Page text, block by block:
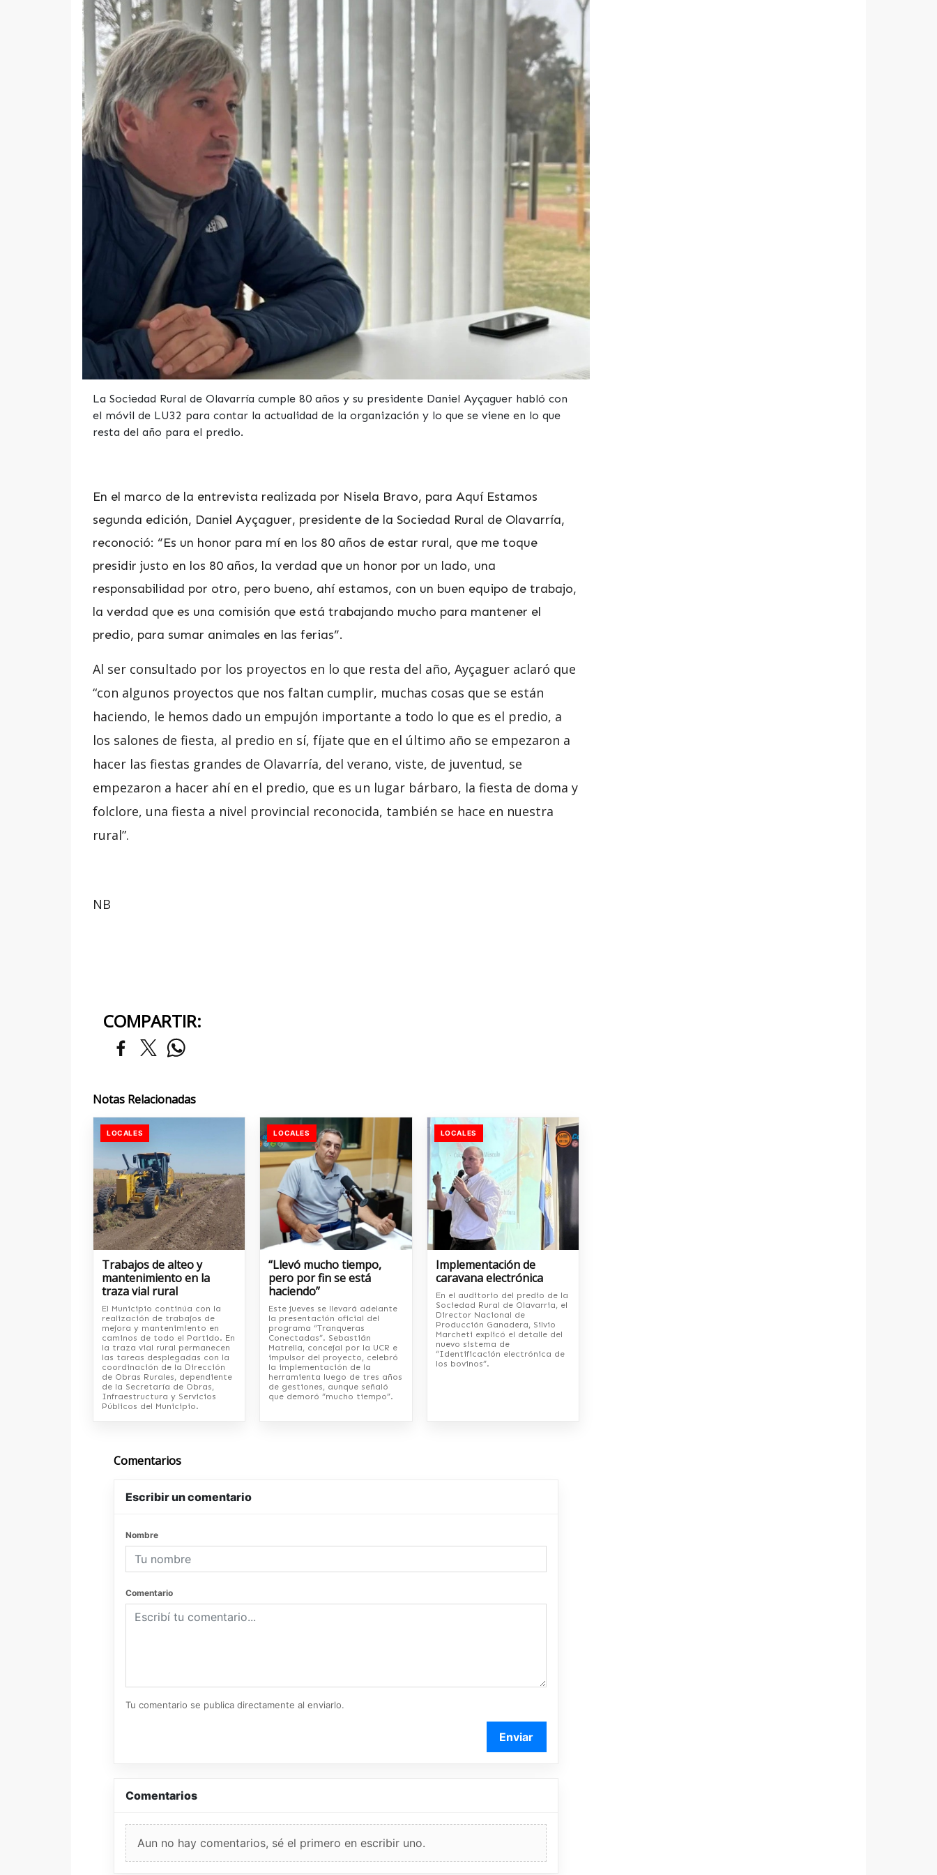
La Sociedad Rural de Olavarría cumple 80 años y su presidente Daniel Ayçaguer habló con
el móvil de LU32 para contar la actualidad de la organización y lo que se viene en lo que
resta del año para el predio.
En el marco de la entrevista realizada por Nisela Bravo, para Aquí Estamos
segunda edición, Daniel Ayçaguer, presidente de la Sociedad Rural de Olavarría,
reconoció: “Es un honor para mí en los 80 años de estar rural, que me toque
presidir justo en los 80 años, la verdad que un honor por un lado, una
responsabilidad por otro, pero bueno, ahí estamos, con un buen equipo de trabajo,
la verdad que es una comisión que está trabajando mucho para mantener el
predio, para sumar animales en las ferias”.
Al ser consultado por los proyectos en lo que resta del año, Ayçaguer aclaró que
“con algunos proyectos que nos faltan cumplir, muchas cosas que se están
haciendo, le hemos dado un empujón importante a todo lo que es el predio, a
los salones de fiesta, al predio en sí, fíjate que en el último año se empezaron a
hacer las fiestas grandes de Olavarría, del verano, viste, de juventud, se
empezaron a hacer ahí en el predio, que es un lugar bárbaro, la fiesta de doma y
folclore, una fiesta a nivel provincial reconocida, también se hace en nuestra
rural”.
NB
COMPARTIR:
Notas Relacionadas
LOCALES
Trabajos de alteo y
mantenimiento en la
traza vial rural
El Municipio continúa con la
realización de trabajos de
mejora y mantenimiento en
caminos de todo el Partido. En
la traza vial rural permanecen
las tareas desplegadas con la
coordinación de la Dirección
de Obras Rurales, dependiente
de la Secretaría de Obras,
Infraestructura y Servicios
Públicos del Municipio.
LOCALES
“Llevó mucho tiempo,
pero por fin se está
haciendo”
Este jueves se llevará adelante
la presentación oficial del
programa “Tranqueras
Conectadas”. Sebastián
Matrella, concejal por la UCR e
impulsor del proyecto, celebró
la implementación de la
herramienta luego de tres años
de gestiones, aunque señaló
que demoró “mucho tiempo”.
LOCALES
Implementación de
caravana electrónica
En el auditorio del predio de la
Sociedad Rural de Olavarria, el
Director Nacional de
Producción Ganadera, Silvio
Marcheti explicó el detalle del
nuevo sistema de
“Identificación electrónica de
los bovinos”.
Comentarios
Escribir un comentario
Nombre
Comentario
Tu comentario se publica directamente al enviarlo.
Enviar
Comentarios
Aun no hay comentarios, sé el primero en escribir uno.